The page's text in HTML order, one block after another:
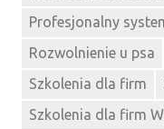
Profesjonalny
Rozwolnienie u psa
Szkolenia dla firm
Szkolenia dla firm